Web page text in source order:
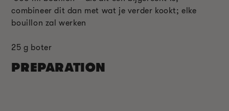
combineer dit dan met wat je verder kookt; elke
bouillon zal werken
25 g boter
PREPARATION